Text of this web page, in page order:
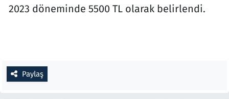
2023 döneminde 5500 TL olarak belirlendi.
Paylaş